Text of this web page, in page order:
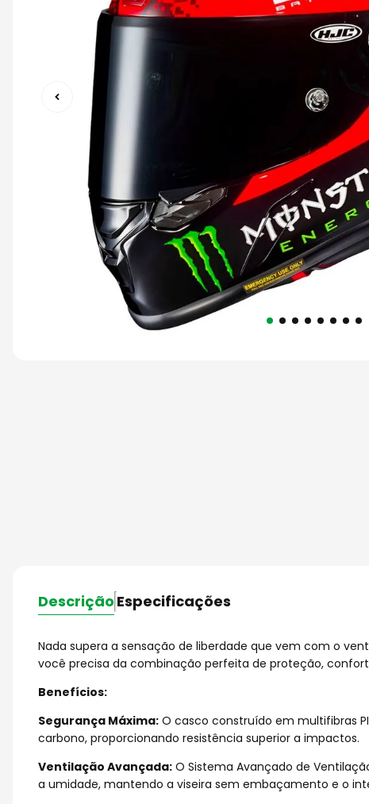
capacete aberto
race tech
Descrição Especificações
Nada supera a sensação de liberdade que vem com o
você precisa da combinação perfeita de proteção,
Benefícios:
Segurança Máxima: O casco construído em multifibras
carbono, proporcionando resistência superior a impactos.
Ventilação Avançada: O Sistema Avançado de
a umidade, mantendo a viseira sem embaçamento e o